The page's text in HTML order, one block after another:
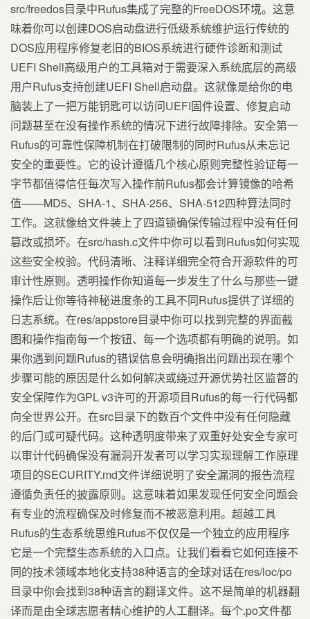
src/freedos目录中Rufus集成了完整的FreeDOS环境。这意
味着你可以创建DOS启动盘进行低级系统维护运行传统的
DOS应用程序修复老旧的BIOS系统进行硬件诊断和测试
UEFI Shell高级用户的工具箱对于需要深入系统底层的高级
用户Rufus支持创建UEFI Shell启动盘。这就像是给你的电
脑装上了一把万能钥匙可以访问UEFI固件设置、修复启动
问题甚至在没有操作系统的情况下进行故障排除。安全第一
Rufus的可靠性保障机制在打破限制的同时Rufus从未忘记
安全的重要性。它的设计遵循几个核心原则完整性验证每一
字节都值得信任每次写入操作前Rufus都会计算镜像的哈希
值——MD5、SHA-1、SHA-256、SHA-512四种算法同时
工作。这就像给文件装上了四道锁确保传输过程中没有任何
篡改或损坏。在src/hash.c文件中你可以看到Rufus如何实现
这些安全校验。代码清晰、注释详细完全符合开源软件的可
审计性原则。透明操作你知道每一步发生了什么与那些一键
操作后让你等待神秘进度条的工具不同Rufus提供了详细的
日志系统。在res/appstore目录中你可以找到完整的界面截
图和操作指南每一个按钮、每一个选项都有明确的说明。如
果你遇到问题Rufus的错误信息会明确指出问题出现在哪个
步骤可能的原因是什么如何解决或绕过开源优势社区监督的
安全保障作为GPL v3许可的开源项目Rufus的每一行代码都
向全世界公开。在src目录下的数百个文件中没有任何隐藏
的后门或可疑代码。这种透明度带来了双重好处安全专家可
以审计代码确保没有漏洞开发者可以学习实现理解工作原理
项目的SECURITY.md文件详细说明了安全漏洞的报告流程
遵循负责任的披露原则。这意味着如果发现任何安全问题会
有专业的流程确保及时修复而不被恶意利用。超越工具
Rufus的生态系统思维Rufus不仅仅是一个独立的应用程序
它是一个完整生态系统的入口点。让我们看看它如何连接不
同的技术领域本地化支持38种语言的全球对话在res/loc/po
目录中你会找到38种语言的翻译文件。这不是简单的机器翻
译而是由全球志愿者精心维护的人工翻译。每个.po文件都